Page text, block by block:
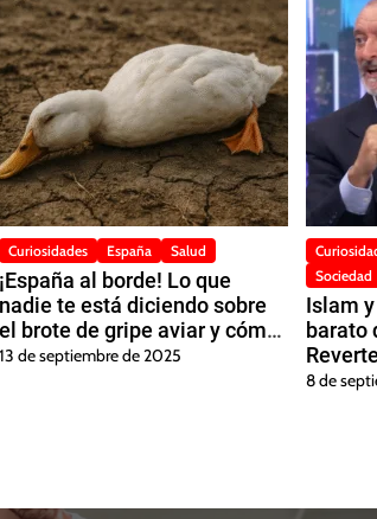
Curiosidades España Salud
¡España al borde! Lo que
nadie te está diciendo sobre
el brote de gripe aviar y cómo
podría cambiar tu vida este
13 de septiembre de 2025
Sociedad
Islam
barato
8 de